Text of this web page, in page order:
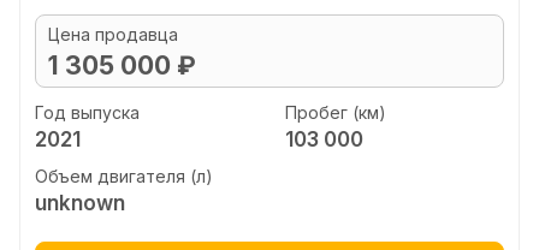
Цена продавца
1 305 000 ₽
Год выпуска
2021
Пробег (км)
103 000
Объем двигателя (л)
unknown